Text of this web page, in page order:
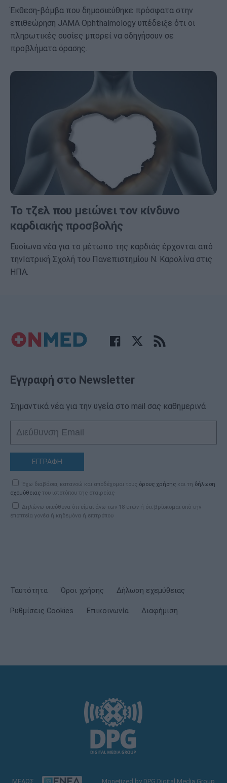
Έκθεση-βόμβα που δημοσιεύθηκε πρόσφατα στην
επιθεώρηση JAMA Ophthalmology υπέδειξε ότι οι
πληρωτικές ουσίες μπορεί να οδηγήσουν σε
προβλήματα όρασης.
Το τζελ που μειώνει τον κίνδυνο
καρδιακής προσβολής
Ευοίωνα νέα για το μέτωπο της καρδιάς έρχονται από
τηνΙατρική Σχολή του Πανεπιστημίου Ν. Καρολίνα στις
ΗΠΑ.
Εγγραφή στο Newsletter
Σημαντικά νέα για την υγεία στο mail σας καθημερινά
ΕΓΓΡΑΦΗ
Έχω διαβάσει, κατανοώ και αποδέχομαι τους όρους χρήσης και τη δήλωση
εχεμύθειας του ιστοτόπου της εταιρείας
Δηλώνω υπεύθυνα ότι είμαι άνω των 18 ετών ή ότι βρίσκομαι υπό την
εποπτεία γονέα ή κηδεμόνα ή επιτρόπου
Ταυτότητα Όροι χρήσης Δήλωση εχεμύθειας
Ρυθμίσεις Cookies Επικοινωνία Διαφήμιση
ΜΕΛΟΣ Monetized by DPG Digital Media Group